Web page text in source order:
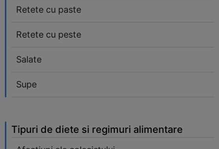
Retete cu paste
Retete cu peste
Salate
Supe
Tipuri de diete si regimuri alimentare